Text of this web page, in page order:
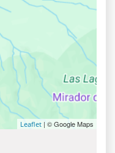
Leaflet | © Google Maps